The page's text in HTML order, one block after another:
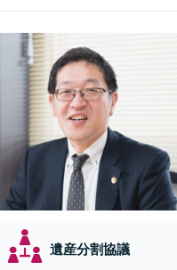
遺産分割協議